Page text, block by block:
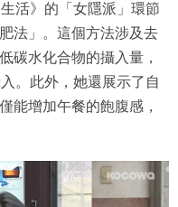
活》的「女隱派」環節
法」。這個方法涉及去
碳水化合物的攝入量，
。此外，她還展示了自
能增加午餐的飽腹感，